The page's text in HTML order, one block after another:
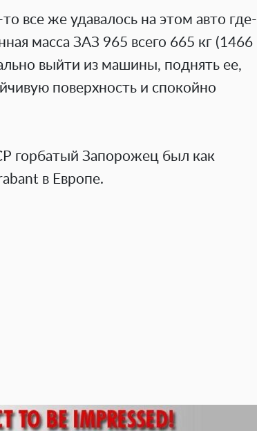
все же удавалось на этом авто где-
масса ЗАЗ 965 всего 665 кг (1466
выйти из машины, поднять ее,
поверхность и спокойно
горбатый Запорожец был как
в Европе.